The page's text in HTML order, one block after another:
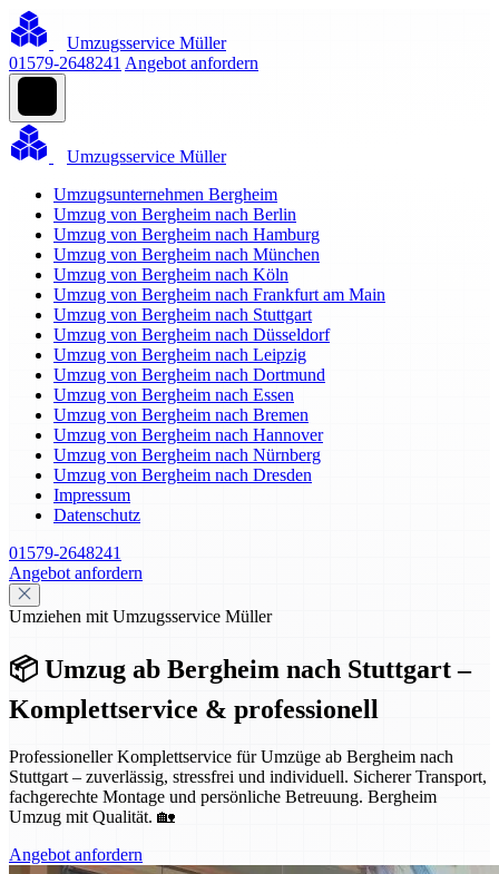
Umzugsservice Müller
01579-2648241 Angebot anfordern
Umzugsservice Müller
Umzugsunternehmen Bergheim
Umzug von Bergheim nach Berlin
Umzug von Bergheim nach Hamburg
Umzug von Bergheim nach München
Umzug von Bergheim nach Köln
Umzug von Bergheim nach Frankfurt am Main
Umzug von Bergheim nach Stuttgart
Umzug von Bergheim nach Düsseldorf
Umzug von Bergheim nach Leipzig
Umzug von Bergheim nach Dortmund
Umzug von Bergheim nach Essen
Umzug von Bergheim nach Bremen
Umzug von Bergheim nach Hannover
Umzug von Bergheim nach Nürnberg
Umzug von Bergheim nach Dresden
Impressum
Datenschutz
01579-2648241
Angebot anfordern
Umziehen mit Umzugsservice Müller
📦 Umzug ab Bergheim nach Stuttgart –
Komplettservice & professionell
Professioneller Komplettservice für Umzüge ab Bergheim nach
Stuttgart – zuverlässig, stressfrei und individuell. Sicherer Transport,
fachgerechte Montage und persönliche Betreuung. Bergheim
Umzug mit Qualität. 🏡
Angebot anfordern